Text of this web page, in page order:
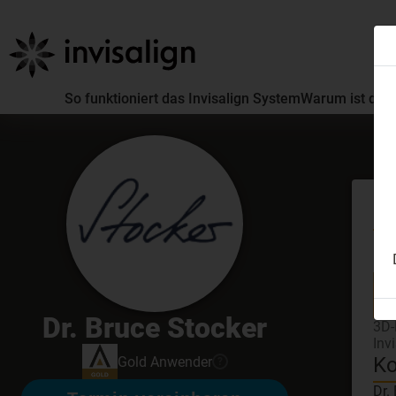
So funktioniert das Invisalign SystemWarum ist die
Dr. Bruce Stocker
Gold Anwender
Dr.